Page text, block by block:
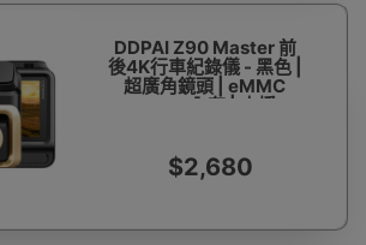
DDPAI Z90 Master 前
後4K行車紀錄儀 - 黑色 |
超廣角鏡頭 | eMMC
128GB內存 | 支援
$2,680